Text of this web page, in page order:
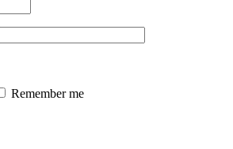
Remember me